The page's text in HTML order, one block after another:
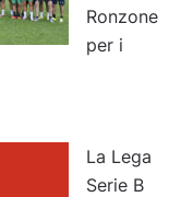
Ronzone
per i
La Lega
Serie B